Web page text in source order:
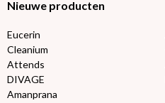
Nieuwe producten
Eucerin
Cleanium
Attends
DIVAGE
Amanprana